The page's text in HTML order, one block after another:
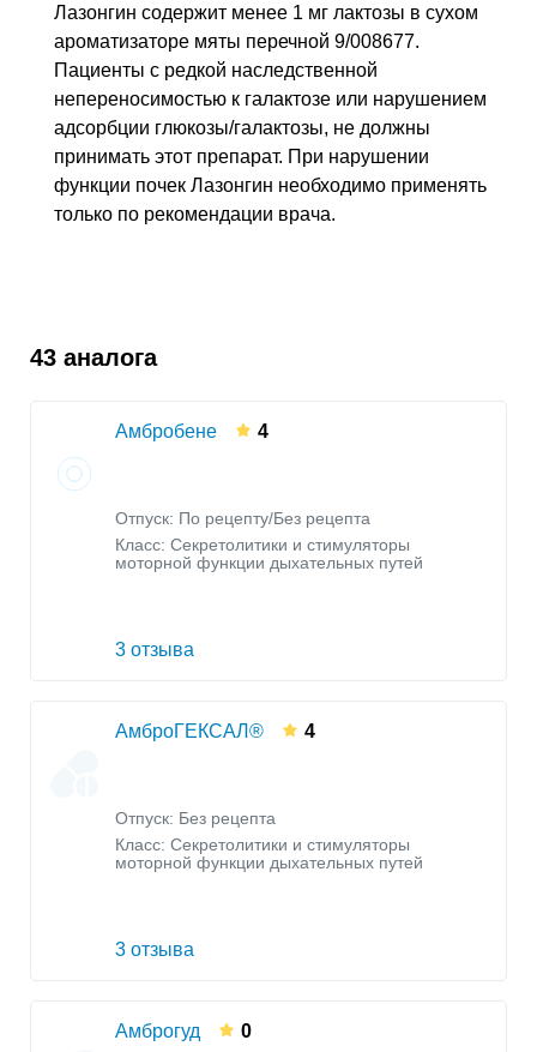
Лазонгин содержит менее 1 мг лактозы в сухом
ароматизаторе мяты перечной 9/008677.
Пациенты с редкой наследственной
непереносимостью к галактозе или нарушением
адсорбции глюкозы/галактозы, не должны
принимать этот препарат. При нарушении
функции почек Лазонгин необходимо применять
только по рекомендации врача.
43 аналога
Амбробене 4
Отпуск: По рецепту/Без рецепта
Класс: Секретолитики и стимуляторы
моторной функции дыхательных путей
3 отзыва
АмброГЕКСАЛ® 4
Отпуск: Без рецепта
Класс: Секретолитики и стимуляторы
моторной функции дыхательных путей
3 отзыва
Амброгуд 0